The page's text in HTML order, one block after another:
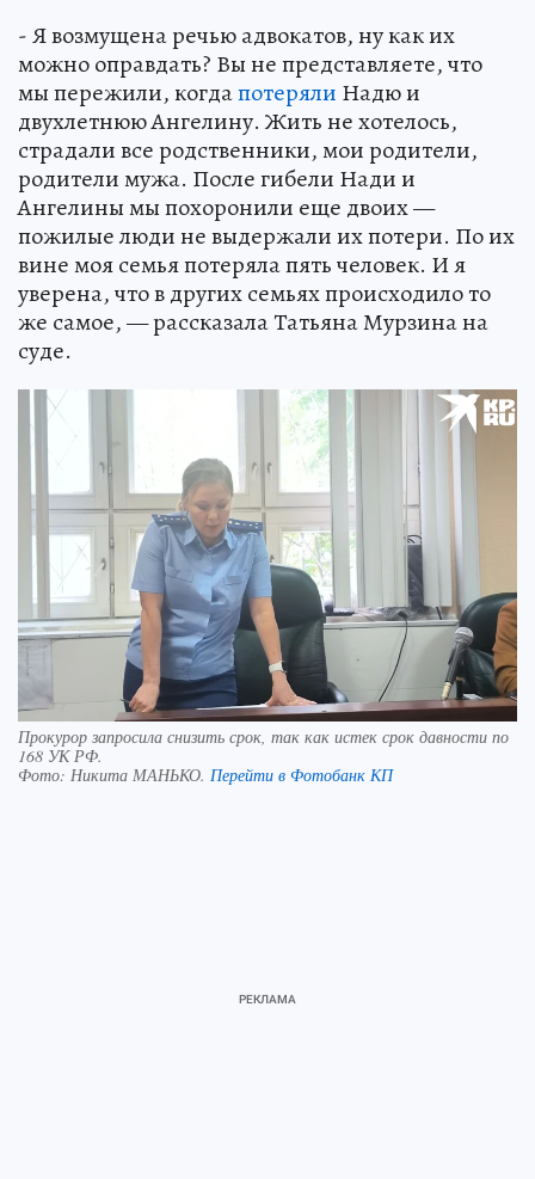
- Я возмущена речью адвокатов, ну как их
можно оправдать? Вы не представляете, что
мы пережили, когдапотеряли Надю и
двухлетнюю Ангелину. Жить не хотелось,
страдали все родственники, мои родители,
родители мужа. После гибели Нади и
Ангелины мы похоронили еще двоих —
пожилые люди не выдержали их потери. По их
вине моя семья потеряла пять человек. И я
уверена, что в других семьях происходило то
же самое, — рассказала Татьяна Мурзина на
суде.
Прокурор запросила снизить срок, так как истек срок давности по
168 УК РФ.
Фото: Никита МАНЬКО. Перейти в Фотобанк КП